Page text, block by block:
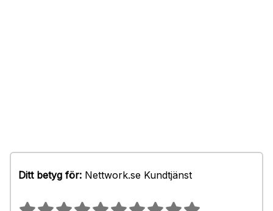
Ditt betyg för: Nettwork.se Kundtjänst